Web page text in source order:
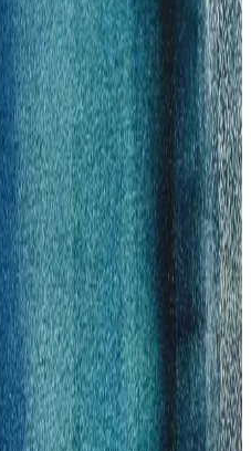
keşfedin! İnceleyin ve doğru
Erkek Bakım
Özellikleri
tasarımı, uzun pil ömrü ve
bakımında öne çıkan etkili
ve Erkek
kullanım kolaylığı ve
ve kablosuz modelleriyle bakım
güvenilir bir tercih yapmanızı
ve Erkek
Rehberi